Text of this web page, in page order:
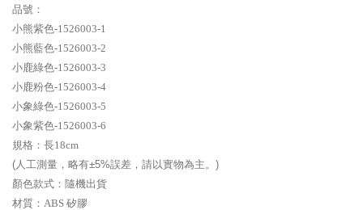
品號：
小熊紫色-1526003-1
小熊藍色-1526003-2
小鹿綠色-1526003-3
小鹿粉色-1526003-4
小象綠色-1526003-5
小象紫色-1526003-6
規格： 長18cm
(人工測量，略有±5%誤差，請以實物為主。)
顏色款式：隨機出貨
材質： ABS 矽膠